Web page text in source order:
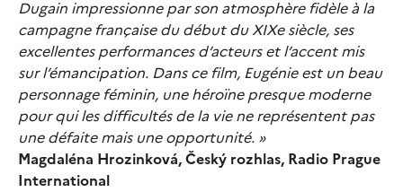
Dugain impressionne par son atmosphère fidèle à la
campagne française du début du XIXe siècle, ses
excellentes performances d’acteurs et l’accent mis
sur l’émancipation. Dans ce film, Eugénie est un beau
personnage féminin, une héroïne presque moderne
pour qui les difficultés de la vie ne représentent pas
une défaite mais une opportunité. »
Magdaléna Hrozinková, Český rozhlas, Radio Prague
International